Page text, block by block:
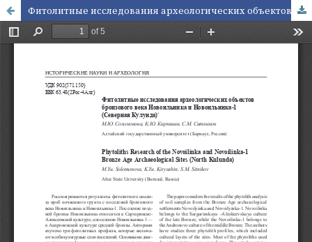
Фитолитные исследования археологических объектов бронзового века Новоильинка и Новоильинка-1 (Северная Кулунда)